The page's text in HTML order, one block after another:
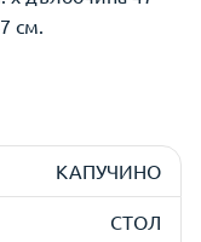
см.
КАПУЧИНО
СТОЛ